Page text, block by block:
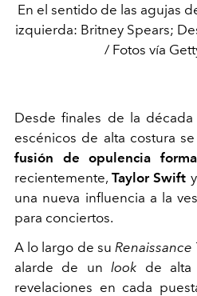
En el sentido de las agujas
izquierda: Britney Spears;
/ Fotos vía
Desde finales de la
escénicos de alta costura
fusión de opulencia
recientemente,Taylor Swift y
una nueva influencia a la
para conciertos.
A lo largo de su Renaissance
alarde de un look de alta
revelaciones en cada